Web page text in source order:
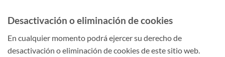
Desactivación o eliminación de cookies
En cualquier momento podrá ejercer su derecho de
desactivación o eliminación de cookies de este sitio web.